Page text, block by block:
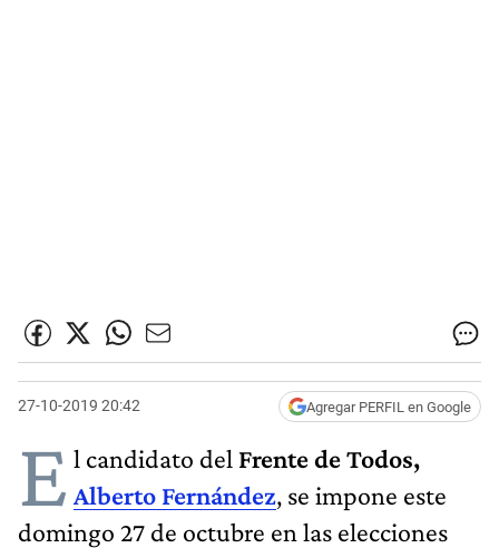
27-10-2019 20:42 Agregar PERFIL en Google
E l candidato del Frente de Todos,
Alberto Fernández, se impone este
domingo 27 de octubre en las elecciones